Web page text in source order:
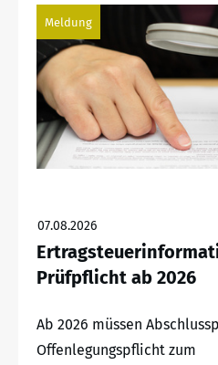
Meldung
07.08.2026
Prüfpflicht ab 2026
Ab 2026 müssen
Offenlegungspflicht zum